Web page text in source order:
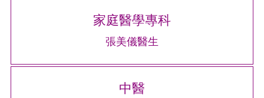
家庭醫學專科
張美儀醫生
中醫